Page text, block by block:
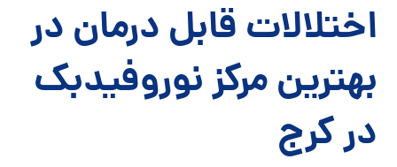
اختلالات قابل درمان در
بهترین مرکز نوروفیدبک
در کرج